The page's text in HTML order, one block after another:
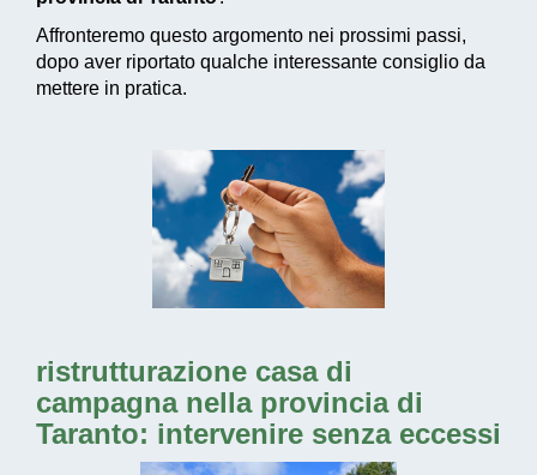
Affronteremo questo argomento nei prossimi passi,
dopo aver riportato qualche interessante consiglio da
mettere in pratica.
ristrutturazione casa di
campagna nella provincia di
Taranto: intervenire senza eccessi